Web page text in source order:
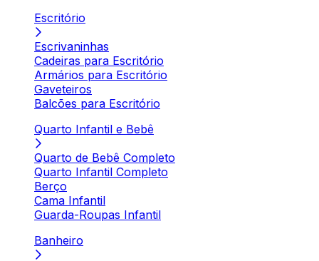
Escritório
Escrivaninhas
Cadeiras para Escritório
Armários para Escritório
Gaveteiros
Balcões para Escritório
Quarto Infantil e Bebê
Quarto de Bebê Completo
Quarto Infantil Completo
Berço
Cama Infantil
Guarda-Roupas Infantil
Banheiro